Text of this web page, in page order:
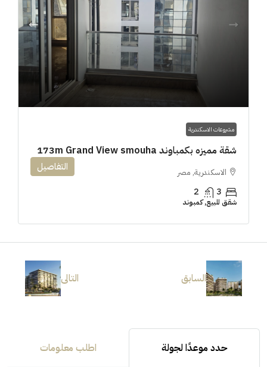
مشروعات الاسكندرية
شقة مميزه بكمباوند 173m Grand View smouha
الاسكندرية, مصر
3
2
شقق للبيع, كمبوند
التفاصيل
السابق التالى
حدد موعدًا لجولة اطلب معلومات